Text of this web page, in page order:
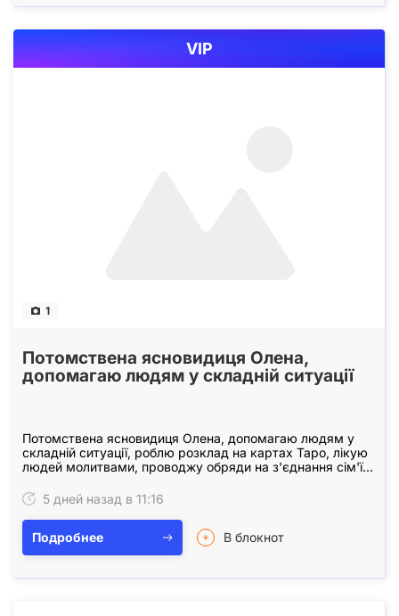
1
Потомствена ясновидиця Олена,
допомагаю людям у складній ситуації
Потомствена ясновидиця Олена, допомагаю людям у
складній ситуації, роблю розклад на картах Таро, лікую
людей молитвами, проводжу обряди на з'єднання сім'ї,
5 дней назад в 11:16
Подробнее В блокнот
VIP